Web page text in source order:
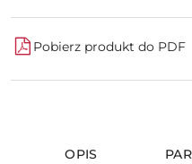
Pobierz produkt do PDF
OPIS